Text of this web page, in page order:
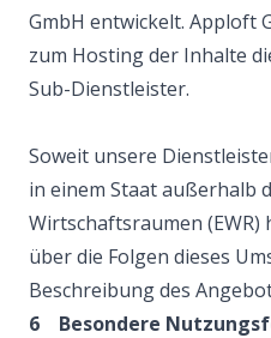
GmbH entwickelt. Apploft
zum Hosting der Inhalte
Sub-Dienstleister.
Soweit unsere
in einem Staat außerhalb
Wirtschaftsraumen
über die Folgen dieses
Beschreibung des
6 Besondere